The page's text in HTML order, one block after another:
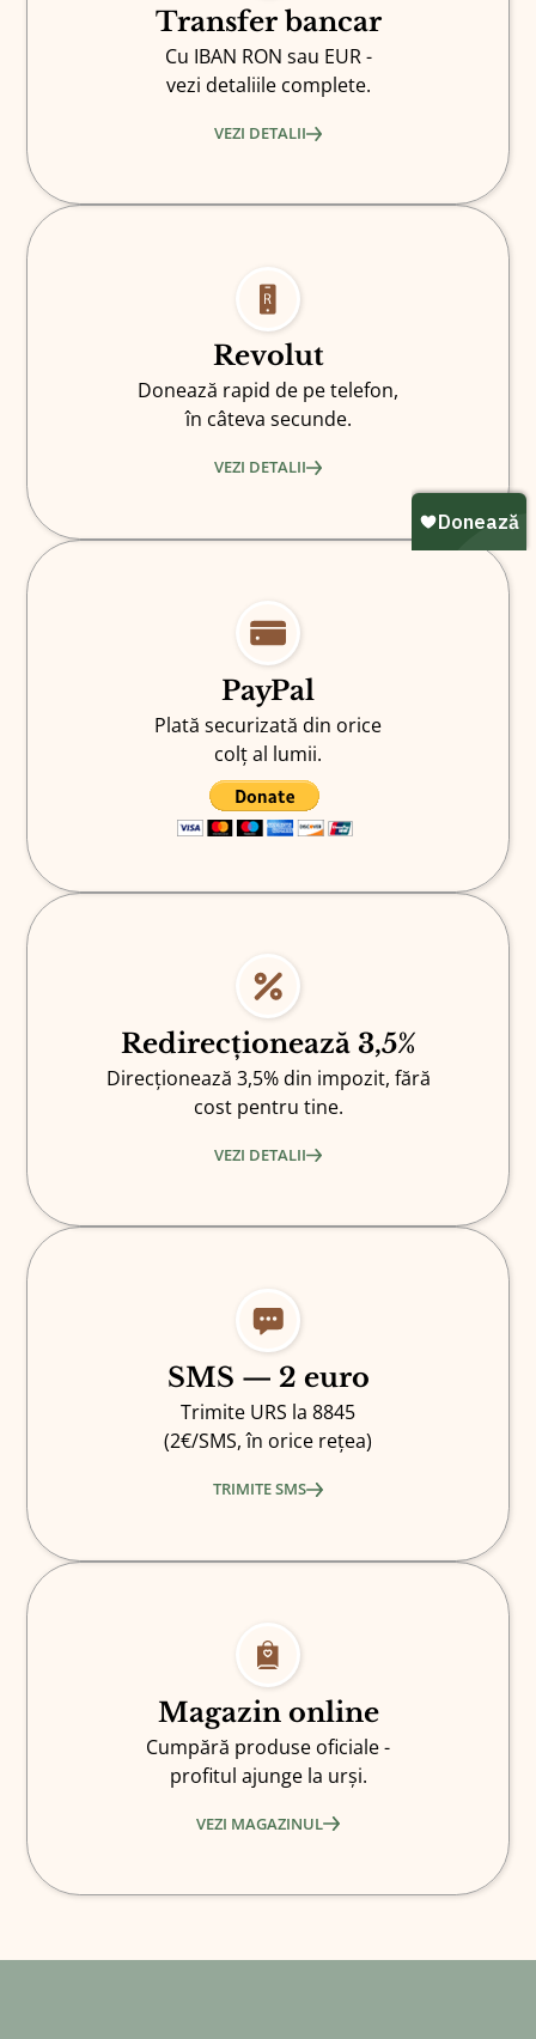
Transfer bancar
Cu IBAN RON sau EUR -
vezi detaliile complete.
VEZI DETALII
Revolut
Donează rapid de pe telefon,
în câteva secunde.
VEZI DETALII
PayPal
Plată securizată din orice
colț al lumii.
Redirecționează 3,5%
Direcționează 3,5% din impozit, fără
cost pentru tine.
VEZI DETALII
SMS — 2 euro
Trimite URS la 8845
(2€/SMS, în orice rețea)
TRIMITE SMS
Magazin online
Cumpără produse oficiale -
profitul ajunge la urși.
VEZI MAGAZINUL